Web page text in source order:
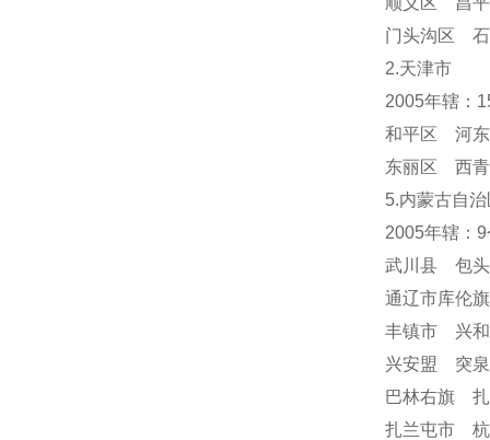
门头沟区
2.天津市
2005年辖：
和平区 河
东丽区 西
5.内蒙古自治
2005年辖：
武川县 包
通辽市库
丰镇市 兴
兴安盟 突
巴林右旗
扎兰屯市